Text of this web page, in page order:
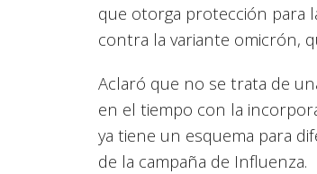
que otorga protección para
contra la variante omicrón,
Aclaró que no se trata de
en el tiempo con la
ya tiene un esquema para
de la campaña de Influenza.